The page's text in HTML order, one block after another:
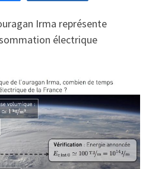
Irma représente
électrique